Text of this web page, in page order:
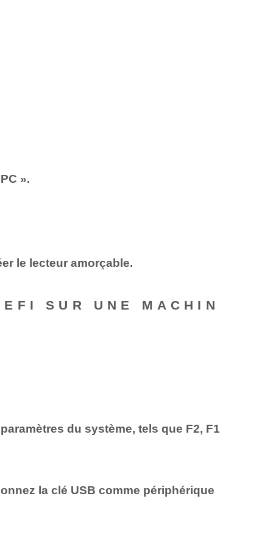
».
le lecteur amorçable.
SUR UNE MACHIN
du système, tels que F2, F1
la clé USB comme périphérique